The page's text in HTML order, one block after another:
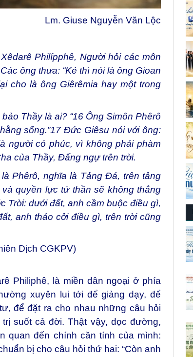
Lm. Giuse Nguyễn Văn Lộc
Philípphê, Người hỏi các môn
Các ông thưa: “Kẻ thì nói là ông Gioan
cho là ông Giêrêmia hay một trong
Thầy là ai? “16Ông Simôn Phêrô
sống.”17 Đức Giêsu nói với ông:
người có phúc, vì không phải phàm
của Thầy, Đấng ngự trên trời.
Phêrô, nghĩa là Tảng Đá, trên tảng
quyền lực tử thần sẽ không thắng
Trời: dưới đất, anh cầm buộc điều gì,
anh tháo cởi điều gì, trên trời cũng
Dịch CGKPV)
Philiphê, là miền dân ngoại ở phía
xuyên lui tới để giảng dạy, để
để đặt ra cho nhau những câu hỏi
suốt cả đời. Thật vậy, dọc đường,
quan đến chính căn tính của mình:
bị cho câu hỏi thứ hai: “Còn anh